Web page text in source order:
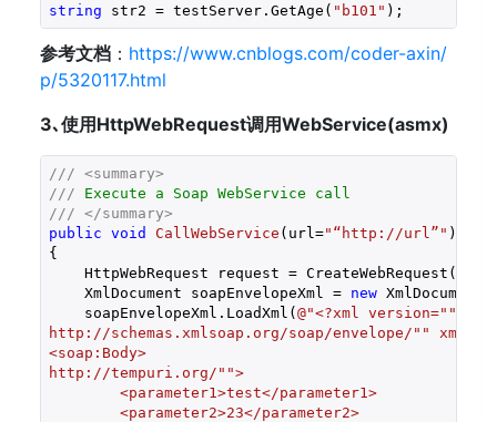
string str2 = testServer.GetAge( "b101" );
参考文档 ： https://www.cnblogs.com/coder-axin/
p/5320117.html
3､使用HttpWebRequest调用WebService(asmx)
/// <summary>
/// Execute a Soap WebService call
/// </summary>
public void CallWebService ( url="“http://url”"
{
HttpWebRequest request =
    XmlDocument soapEnvelopeXml =
new
    soapEnvelopeXml.LoadXml(
@"<?xml
http://schemas.xmlsoap.org/soap/envelope/""
<soap:Body>
http://tempuri.org/"">
        <parameter1>test</parameter1>
        <parameter2>23</parameter2>